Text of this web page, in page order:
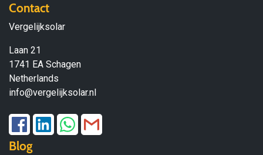
Contact
Vergelijksolar
Laan 21
1741 EA Schagen
Netherlands
info@vergelijksolar.nl
Blog